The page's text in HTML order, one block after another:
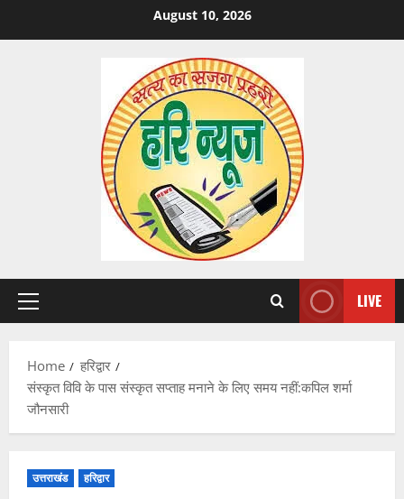
August 10, 2026
Primary
LIVE
Home
हरिद्वार
संस्कृत विवि के पास संस्कृत सप्ताह मनाने के लिए समय नहीं:कपिल शर्मा
जौनसारी
उत्तराखंड हरिद्वार